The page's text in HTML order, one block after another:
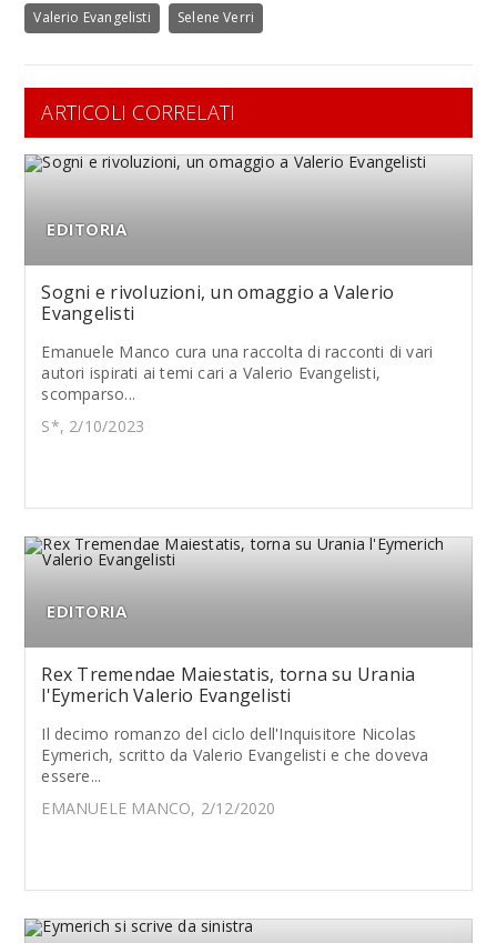
Valerio Evangelisti Selene Verri
ARTICOLI CORRELATI
EDITORIA
Sogni e rivoluzioni, un omaggio a Valerio
Evangelisti
Emanuele Manco cura una raccolta di racconti di vari
autori ispirati ai temi cari a Valerio Evangelisti,
scomparso...
S*, 2/10/2023
EDITORIA
Rex Tremendae Maiestatis, torna su Urania
l'Eymerich Valerio Evangelisti
Il decimo romanzo del ciclo dell'Inquisitore Nicolas
Eymerich, scritto da Valerio Evangelisti e che doveva
essere...
EMANUELE MANCO, 2/12/2020